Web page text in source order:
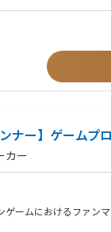
クション・新規タイ
事業の推進および拡大
し、チームづくりに携
PMとして参画し、リリ
PM経験
ントやディレクション
ナー】ゲーム
カー
ームにおけるファン